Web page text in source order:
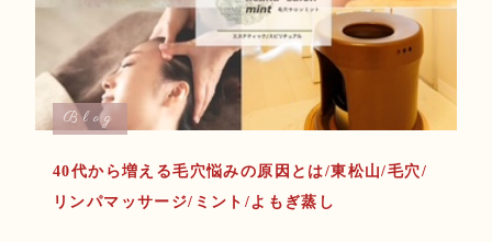
Blog
40代から増える毛穴悩みの原因とは/東松山/毛穴/
リンパマッサージ/ミント/よもぎ蒸し